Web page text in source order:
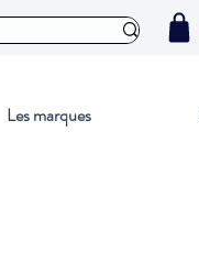
Les marques